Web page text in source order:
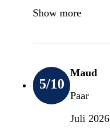
Show more
5/10
Maud
Paar
Juli 2026